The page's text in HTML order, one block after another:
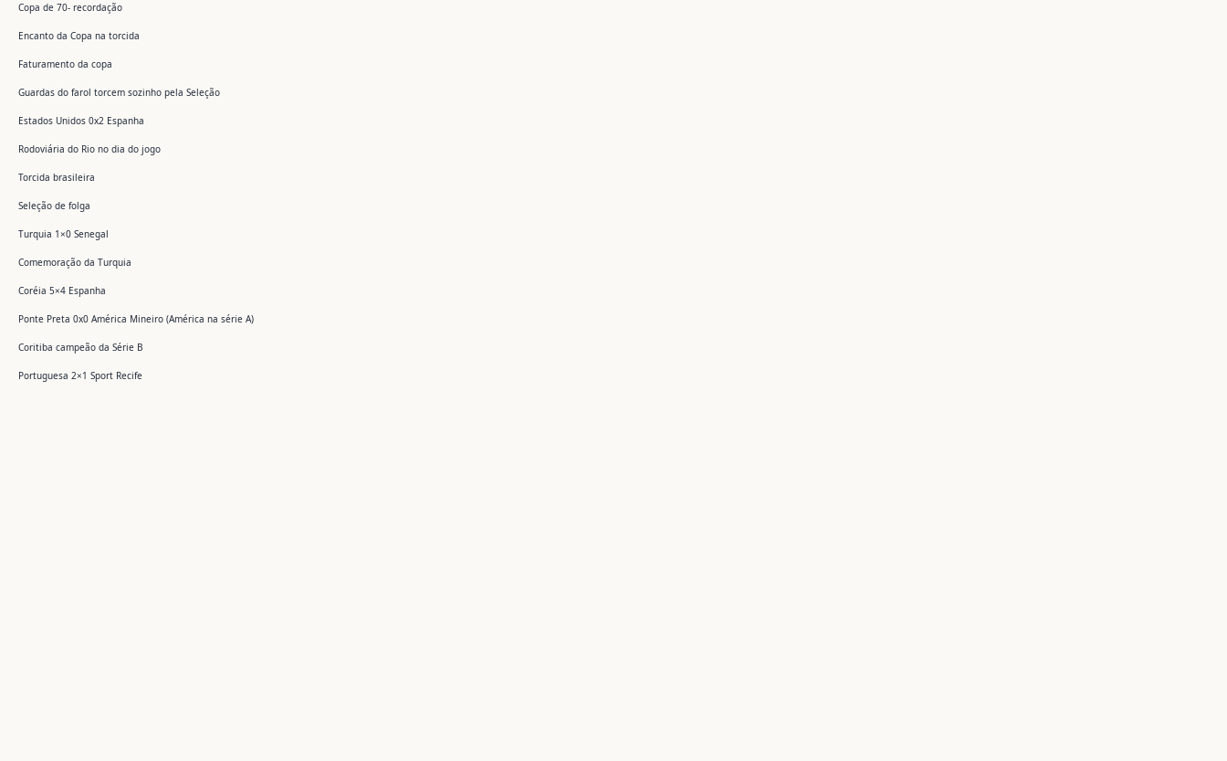
Copa de 70- recordação
Encanto da Copa na torcida
Faturamento da copa
Guardas do farol torcem sozinho pela Seleção
Estados Unidos 0x2 Espanha
Rodoviária do Rio no dia do jogo
Torcida brasileira
Seleção de folga
Turquia 1×0 Senegal
Comemoração da Turquia
Coréia 5×4 Espanha
Ponte Preta 0x0 América Mineiro (América na série A)
Coritiba campeão da Série B
Portuguesa 2×1 Sport Recife